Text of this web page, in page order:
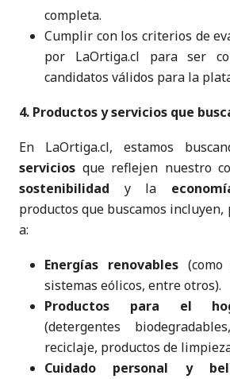
completa.
Cumplir con los criterios de
por LaOrtiga.cl para ser
candidatos válidos para la
4. Productos y servicios que
En LaOrtiga.cl, estamos
servicios que reflejen nuestro
sostenibilidad y la
productos que buscamos
a:
Energías renovables
sistemas eólicos, entre otros).
Productos para el
(detergentes
reciclaje, productos de
Cuidado personal y